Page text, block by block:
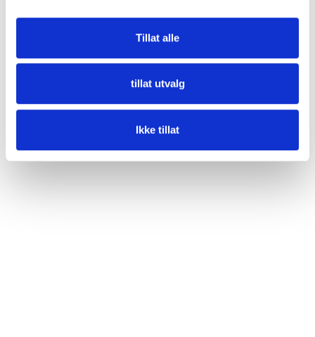
Tillat alle
tillat utvalg
Ikke tillat